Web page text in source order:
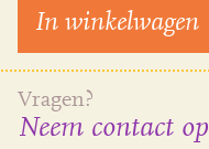
In winkelwagen
Vragen?
Neem contact op